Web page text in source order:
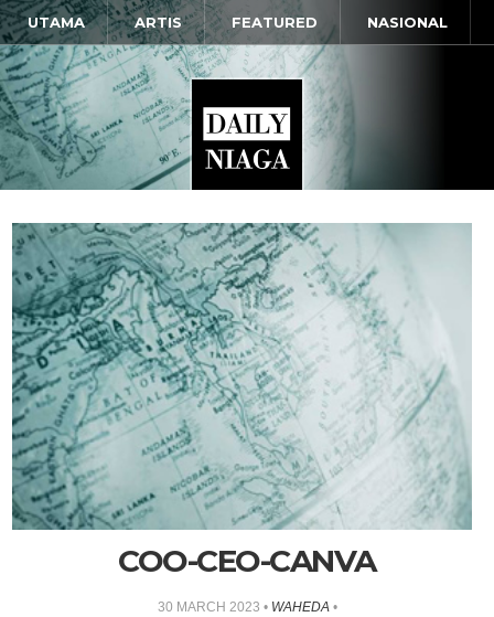
UTAMA ARTIS FEATURED NASIONAL
COO-CEO-CANVA
30 MARCH 2023 • WAHEDA•